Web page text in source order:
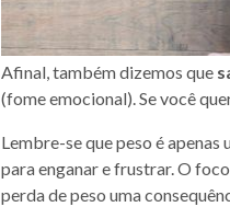
Afinal, também dizemos que
(fome emocional). Se você
Lembre-se que peso é apenas
para enganar e frustrar. O
perda de peso uma